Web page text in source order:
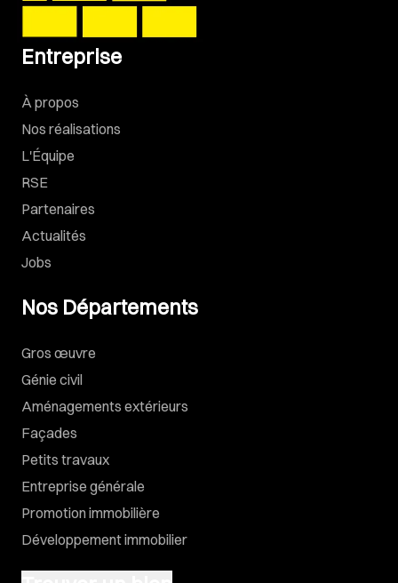
Entreprise
À propos
Nos réalisations
L'Équipe
RSE
Partenaires
Actualités
Jobs
Nos Départements
Gros œuvre
Génie civil
Aménagements extérieurs
Façades
Petits travaux
Entreprise générale
Promotion immobilière
Développement immobilier